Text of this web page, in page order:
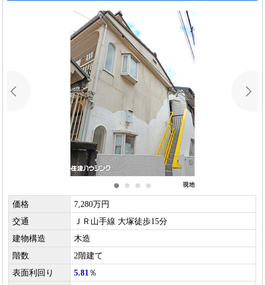
価格
7,280万円
交通
ＪＲ山手線 大塚徒歩15分
建物構造
木造
階数
2階建て
表面利回り
5.81％